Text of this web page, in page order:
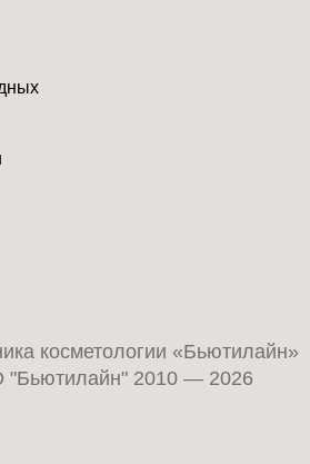
косметологии «Бьютилайн»
2010 — 2026